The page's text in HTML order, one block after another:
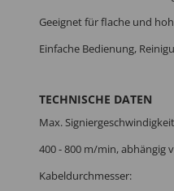
Geeignet für flache und
Einfache Bedienung,
TECHNISCHE DATEN
Max.
400 - 800 m/min,
Kabeldurchmesser: